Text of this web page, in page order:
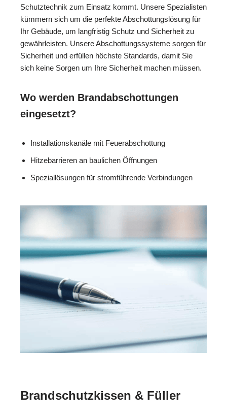
Schutztechnik zum Einsatz kommt. Unsere Spezialisten
kümmern sich um die perfekte Abschottungslösung für
Ihr Gebäude, um langfristig Schutz und Sicherheit zu
gewährleisten. Unsere Abschottungssysteme sorgen für
Sicherheit und erfüllen höchste Standards, damit Sie
sich keine Sorgen um Ihre Sicherheit machen müssen.
Wo werden Brandabschottungen
eingesetzt?
Installationskanäle mit Feuerabschottung
Hitzebarrieren an baulichen Öffnungen
Speziallösungen für stromführende Verbindungen
Brandschutzkissen & Füller